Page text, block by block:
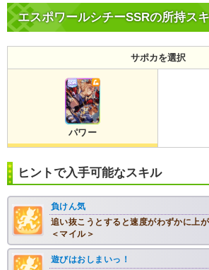
エスポワールシチーSSRの所持ス
サポカを選択
パワー
ヒントで入手可能なスキル
負けん気
追い抜こうとすると速度がわずかに上
＜マイル＞
遊びはおしまいっ！